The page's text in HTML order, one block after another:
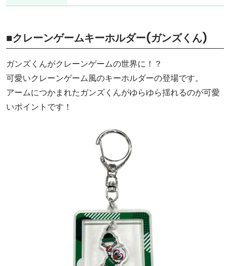
■クレーンゲームキーホルダー(ガンズくん)
ガンズくんがクレーンゲームの世界に！？
可愛いクレーンゲーム風のキーホルダーの登場です。
アームにつかまれたガンズくんがゆらゆら揺れるのが可愛
いポイントです！